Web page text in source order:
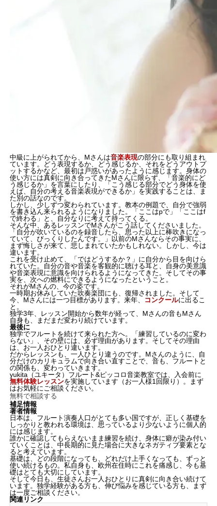
中級に上がられてから、Mさんは音楽表現の部分にも取り組まれ
ています。どう表現するか、どう感じるか、それをどうアウトプ
ットするかなど、最初は戸惑いがあったように感じます。身体の
使い方には真剣に向き合ってきたMさんに限らず、「音楽的にど
う感じるか」を言葉にしたり、「 こう感じる部分でどう身体を使
えば、自分の考える音楽表現ができるか 」を実践することは、ま
た別の話なのです。
しかし、少しずつ変わられています。教本の例題で、自分で強弱
を書き込ん来られるようになりました。「ここはpで」「ここはf
で終わる」と、自分なりに考えて持ってくる。
そんな中、あるレッスンでMさんがこう話してくださいました。
「自分が吹いているのを録音したら、思った以上に棒吹き になっ
ていて、びっくりしたんです。」以前のMさんならその事実に、
まず悔しさが来て、悲しまれていたかもしれない。しかし、今は
違います。
これを受け止めて、「ではどうするか？」に自分から目を向けら
れていた。自分の音や音楽を客観的に聴ける耳と、自身の美意識
や音楽表現に意識を向けられるようになってきた。そしてその事
実を、次への燃料にできるようになったということ。
それがMさんの、今の姿です。
一時期お休みしていた吹奏楽団にも、復帰されました。そして
今、Mさんには一つ目標があります。来年、
コンクールに出るこ
と。
独学3年、レッスン開始から数年が経って、Mさんの音もMさん
自身も、まだまだ変わり続けています。
最後に
独学でフルートを続けて来られた方へ。「練習しているのに変わ
らない」、その壁には、必ず理由があります。そしてその理由
は、お一人おひとり違います。
だからレッスンも、一人ひとり違うのです。Mさんのように、
自
分だけのカリキュラムで向き合い直すことで、音も、フルートと
の関係も、変わっていきます。
yukita（ユキータ）フルート&ピッコロ音楽教室では、入会前に
無料体験レッスンを実施しています（お一人様1回限り）。まず
はお気軽にご相談ください。
無料で相談する
補足情報
著者情報
日本は、フルート演奏人口がとても多い国ですが、正しく基礎を
しっかりと教われる環境は、思っているより少ないように個人的
には感じます。
誰かに確認してもらえないまま練習を続け、身体に癖が染み付い
ていくことは、中長期的に見た場合に大きなネガティブ要素とな
ると考えています。
基礎は、どの段階になっても、どれだけ上手くなっても、ずっと
使い続けるもの。私自身も、欧州在住時にこれを痛感し、今も基
礎はとても大切にしています。
そして今日も、生徒さんお一人おひとりに真剣に向き合い続けて
います。独学経験がある方も、伸び悩みを感じている方も、まず
は一度ご相談ください。
関連リンク